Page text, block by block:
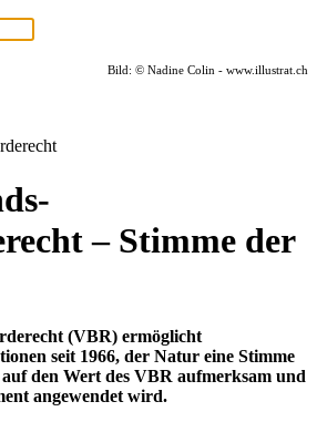
Bild: © Nadine Colin - www.illustrat.ch
-
– Stimme der
(VBR) ermöglicht
seit 1966, der Natur eine Stimme
den Wert des VBR aufmerksam und
angewendet wird.